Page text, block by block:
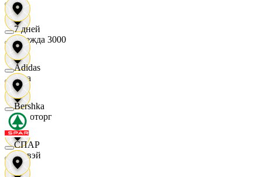
Одежда 3000
Zara
Агроторг
Амвэй
7 дней
Adidas
Bershka
СПАР